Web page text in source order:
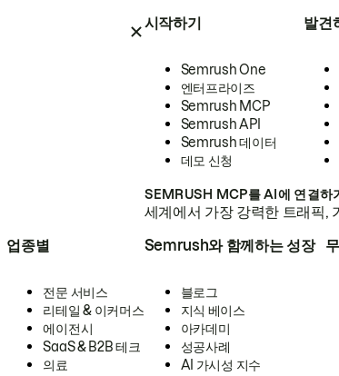
시작하기
Semrush One
엔터프라이즈
Semrush MCP
Semrush API
Semrush 데이터
데모 신청
발견
SEMRUSH MCP를 AI에 연결하기
세계에서 가장 강력한 트래픽,
업종별
전문 서비스
리테일 & 이커머스
에이전시
SaaS & B2B 테크
의료
Semrush와 함께하는 성장
블로그
지식 베이스
아카데미
성공사례
AI 가시성 지수